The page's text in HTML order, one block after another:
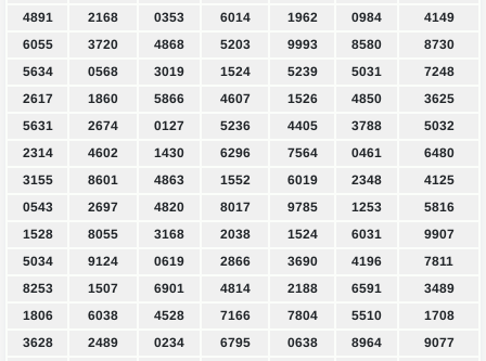
4891
2168 0353 6014 1962 0984
4149
6055
3720 4868 5203 9993 8580
8730
5634
0568 3019 1524 5239 5031
7248
2617
1860 5866 4607 1526 4850
3625
5631
2674 0127 5236 4405 3788
5032
2314
4602 1430 6296 7564 0461
6480
3155
8601 4863 1552 6019 2348
4125
0543
2697 4820 8017 9785 1253
5816
1528
8055 3168 2038 1524 6031
9907
5034
9124 0619 2866 3690 4196
7811
8253
1507 6901 4814 2188 6591
3489
1806
6038 4528 7166 7804 5510
1708
3628
2489 0234 6795 0638 8964
9077